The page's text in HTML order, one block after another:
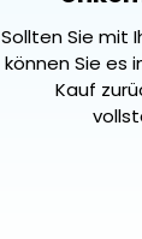
Sollten Sie mit
können Sie es
Kauf